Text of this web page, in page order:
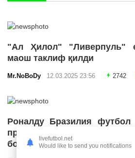
"Ал Ҳилол" "Ливерпуль"
маош таклиф қилди
Mr.NoBoDy 12.03.2025 23:56 2742
Роналду Бразилия футбол
президенти лавозимига
бош тортди
livefutbol.net
Would like to send you notifications